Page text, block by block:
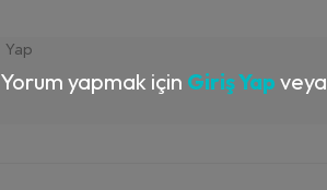
Yorum yapmak için Giriş Yap veya